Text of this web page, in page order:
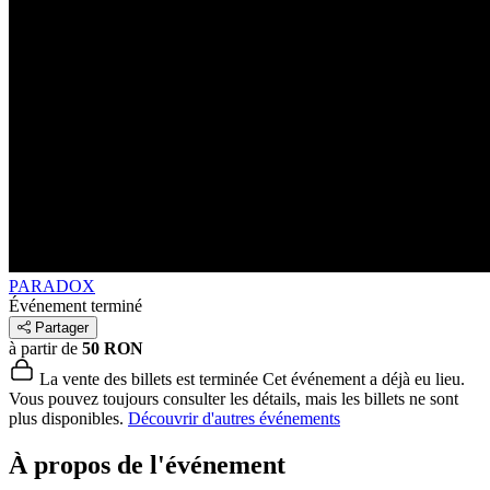
PARADOX
Événement terminé
Partager
à partir de 50 RON
La vente des billets est terminée Cet événement a déjà eu lieu.
Vous pouvez toujours consulter les détails, mais les billets ne sont
plus disponibles. Découvrir d'autres événements
À propos de l'événement